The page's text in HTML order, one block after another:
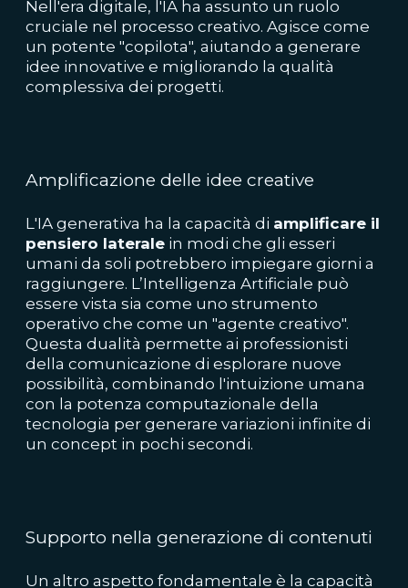
Nell'era digitale, l'IA ha assunto un ruolo
cruciale nel processo creativo. Agisce come
un potente "copilota", aiutando a generare
idee innovative e migliorando la qualità
complessiva dei progetti.
Amplificazione delle idee creative
L'IA generativa ha la capacità di amplificare il
pensiero laterale in modi che gli esseri
umani da soli potrebbero impiegare giorni a
raggiungere. L’Intelligenza Artificiale può
essere vista sia come uno strumento
operativo che come un "agente creativo".
Questa dualità permette ai professionisti
della comunicazione di esplorare nuove
possibilità, combinando l'intuizione umana
con la potenza computazionale della
tecnologia per generare variazioni infinite di
un concept in pochi secondi.
Supporto nella generazione di contenuti
Un altro aspetto fondamentale è la capacità